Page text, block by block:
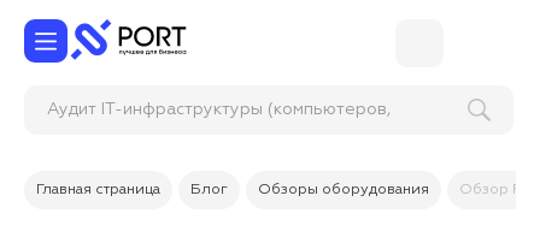
Аудит IT-инфраструктуры (компьютеров,
Главная страница Блог Обзоры оборудования Обзор